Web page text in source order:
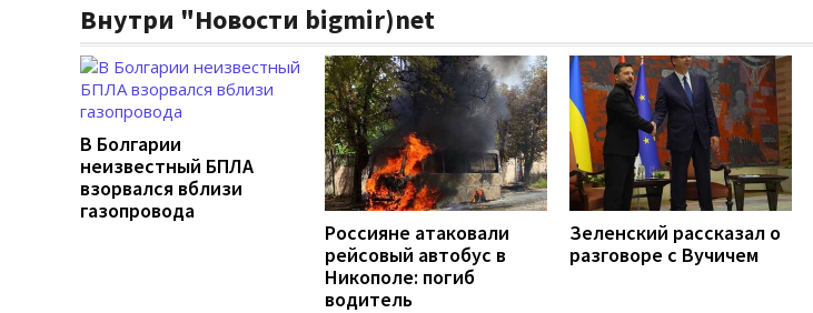
Внутри "Новости bigmir)net
В Болгарии
неизвестный БПЛА
взорвался вблизи
газопровода
Россияне атаковали
рейсовый автобус в
Никополе: погиб
водитель
Зеленский рассказал о
разговоре с Вучичем